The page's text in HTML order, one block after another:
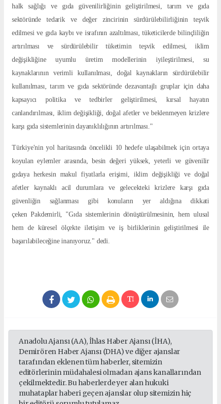
halk sağlığı ve gıda güvenilirliğinin geliştirilmesi, tarım ve gıda
sektöründe tedarik ve değer zincirinin sürdürülebilirliğinin teşvik
edilmesi ve gıda kaybı ve israfının azaltılması, tüketicilerde bilinçliliğin
artırılması ve sürdürülebilir tüketimin teşvik edilmesi, iklim
değişikliğine uyumlu üretim modellerinin iyileştirilmesi, su
kaynaklarının verimli kullanılması, doğal kaynakların sürdürülebilir
kullanılması, tarım ve gıda sektöründe dezavantajlı gruplar için daha
kapsayıcı politika ve tedbirler geliştirilmesi, kırsal hayatın
canlandırılması, iklim değişikliği, doğal afetler ve beklenmeyen krizlere
karşı gıda sistemlerinin dayanıklılığının artırılması."
Türkiye'nin yol haritasında öncelikli 10 hedefe ulaşabilmek için ortaya
koyulan eylemler arasında, besin değeri yüksek, yeterli ve güvenilir
gıdaya herkesin makul fiyatlarla erişimi, iklim değişikliği ve doğal
afetler kaynaklı acil durumlara ve gelecekteki krizlere karşı gıda
güvenliğin sağlanması gibi konuların yer aldığına dikkati
çeken Pakdemirli, "Gıda sistemlerinin dönüştürülmesinin, hem ulusal
hem de küresel ölçekte iletişim ve iş birliklerinin geliştirilmesi ile
başarılabileceğine inanıyoruz." dedi.
Anadolu Ajansı (AA), İhlas Haber Ajansı (İHA),
Demirören Haber Ajansı (DHA) ve diğer ajanslar
tarafından eklenen tüm haberler, sitemizin
editörlerinin müdahalesi olmadan ajans kanallarından
çekilmektedir. Bu haberlerde yer alan hukuki
muhataplar haberi geçen ajanslar olup sitemizin hiç